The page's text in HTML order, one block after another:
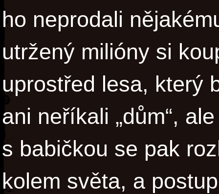
ho neprodali
utržený milióny si
uprostřed lesa, který
ani neříkali „dům“,
s babičkou se pak
kolem světa, a